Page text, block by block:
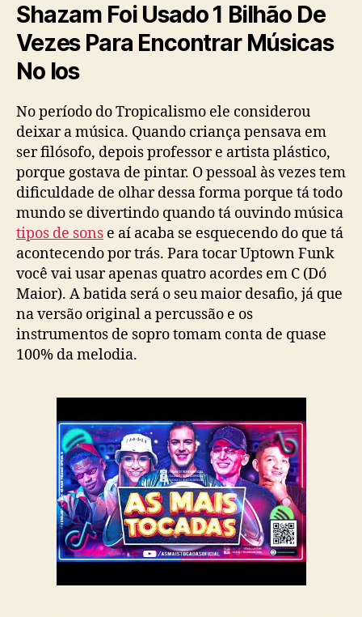
Shazam Foi Usado 1 Bilhão De
Vezes Para Encontrar Músicas
No Ios
No período do Tropicalismo ele considerou
deixar a música. Quando criança pensava em
ser filósofo, depois professor e artista plástico,
porque gostava de pintar. O pessoal às vezes tem
dificuldade de olhar dessa forma porque tá todo
mundo se divertindo quando tá ouvindo música
tipos de sons e aí acaba se esquecendo do que tá
acontecendo por trás. Para tocar Uptown Funk
você vai usar apenas quatro acordes em C (Dó
Maior). A batida será o seu maior desafio, já que
na versão original a percussão e os
instrumentos de sopro tomam conta de quase
100% da melodia.